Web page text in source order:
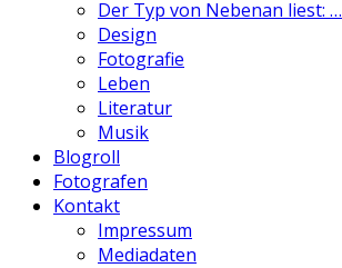
Der Typ von Nebenan liest: …
Design
Fotografie
Leben
Literatur
Musik
Blogroll
Fotografen
Kontakt
Impressum
Mediadaten